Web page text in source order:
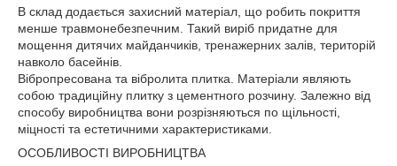
В склад додається захисний матеріал, що робить покриття
менше травмонебезпечним. Такий виріб придатне для
мощення дитячих майданчиків, тренажерних залів, територій
навколо басейнів.
Вібропресована та вібролита плитка. Матеріали являють
собою традиційну плитку з цементного розчину. Залежно від
способу виробництва вони розрізняються по щільності,
міцності та естетичними характеристиками.
ОСОБЛИВОСТІ ВИРОБНИЦТВА